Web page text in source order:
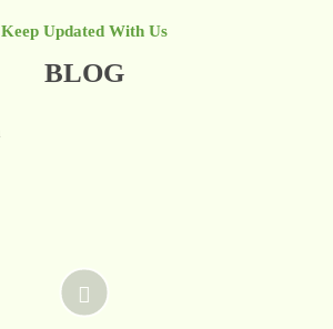
Keep Updated With Us
BLOG